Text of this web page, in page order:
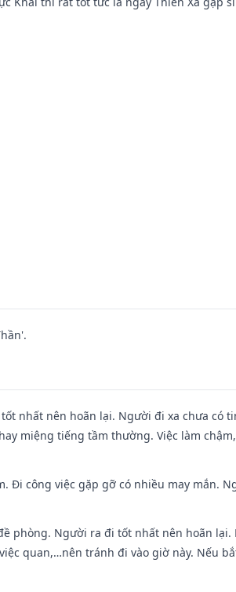
nhất nên hoãn lại. Người đi xa chưa có
miệng tiếng tầm thường. Việc làm
Đi công việc gặp gỡ có nhiều may mắn.
phòng. Người ra đi tốt nhất nên hoãn lại.
quan,…nên tránh đi vào giờ này. Nếu